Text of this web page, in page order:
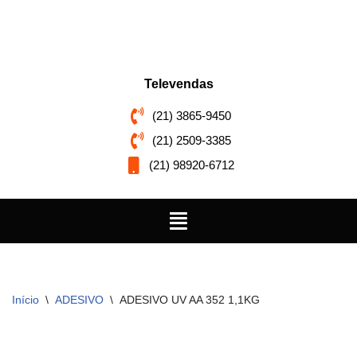
Televendas
(21) 3865-9450
(21) 2509-3385
(21) 98920-6712
Início \ ADESIVO \ ADESIVO UV AA 352 1,1KG